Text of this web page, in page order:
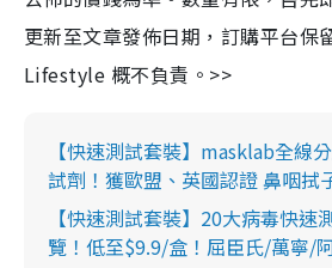
更新至文章發佈日期，訂購平台保
Lifestyle 概不負責。>>
【快速測試套裝】masklab全線
試劑！獲歐盟、英國認證 鼻咽拭
【快速測試套裝】20大病毒快速
覽！低至$9.9/盒！屈臣氏/萬寧/